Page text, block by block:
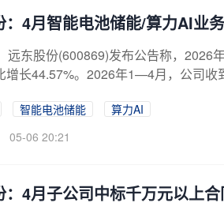
：4月智能电池储能/算力AI业
远东股份(600869)发布公告称，2026
增长44.57%。2026年1—4月，公司收
智能电池储能
算力AI
05-06 20:21
：4月子公司中标千万元以上